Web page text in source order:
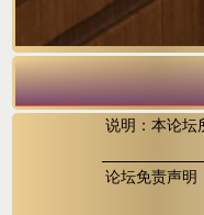
说明：本论坛
论坛免责声明